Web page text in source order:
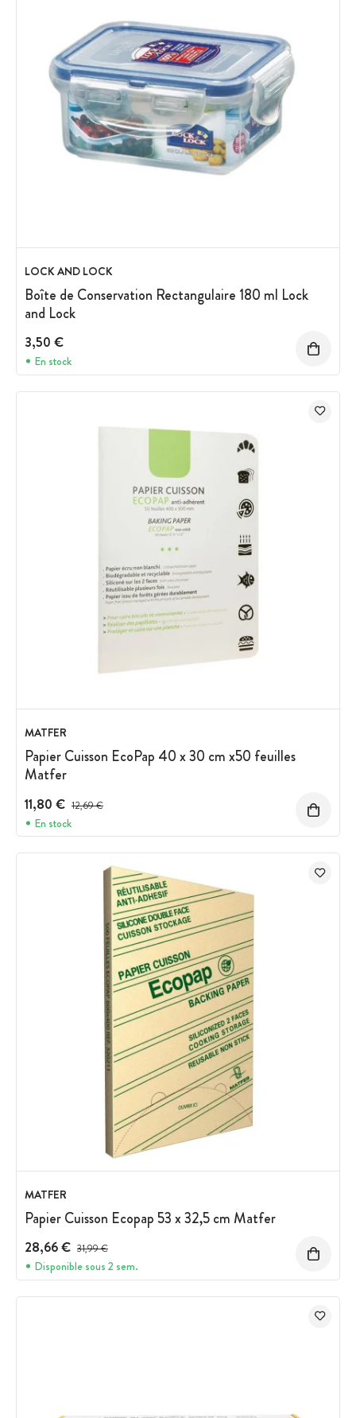
LOCK AND LOCK
Boîte de Conservation Rectangulaire 180 ml Lock
and Lock
3,50 €
En stock
MATFER
Papier Cuisson EcoPap 40 x 30 cm x50 feuilles
Matfer
11,80 € Prix avant réduction :
12,69 €
En stock
MATFER
Papier Cuisson Ecopap 53 x 32,5 cm Matfer
28,66 € Prix avant réduction :
31,99 €
Disponible sous 2 sem.